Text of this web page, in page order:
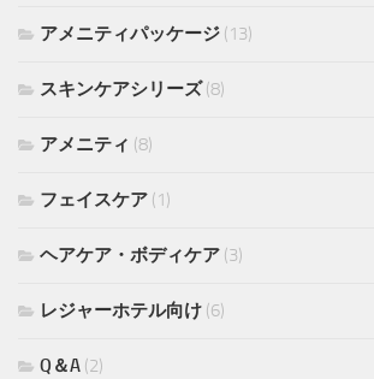
アメニティパッケージ (13)
スキンケアシリーズ(8)
アメニティ (8)
フェイスケア (1)
ヘアケア・ボディケア (3)
レジャーホテル向け (6)
Q＆A (2)